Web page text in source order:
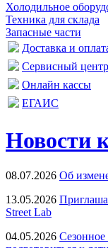
Холодильное
Техника для склада
Запасные части
Доставка и
Сервисный центр
Онлайн кассы
ЕГАИС
Новости
08.07.2026 Об
13.05.2026
Street Lab
04.05.2026 Сезонное